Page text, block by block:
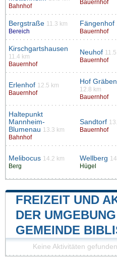
Bahnhof
Bauernhof
Bergstraße 11.3 km
Bereich
Fängenhof
Bauernhof
Kirschgartshausen
11.4 km
Bauernhof
Neuhof
Bauernhof
Erlenhof 12.5 km
Bauernhof
Hof
12.8 km
Bauernhof
Haltepunkt
Mannheim-
Blumenau 13.3 km
Bahnhof
Sandtorf
Bauernhof
Melibocus 14.2 km
Berg
Wellberg
Hügel
FREIZEIT UND
DER
GEMEINDE
Keine Aktivitäten